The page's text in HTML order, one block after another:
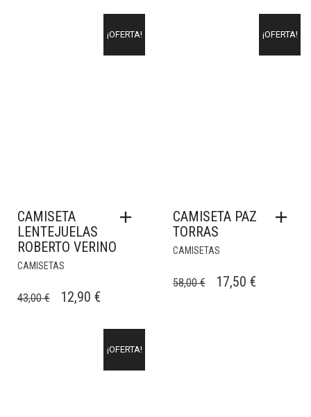
¡OFERTA!
CAMISETA
LENTEJUELAS
ROBERTO VERINO
CAMISETAS
43,00€
EL
12,90 €EL
ES:
12,90 €.
¡OFERTA!
CAMISETA PAZ
TORRAS
CAMISETAS
58,00€
EL
17,50 €EL
¡OFERTA!